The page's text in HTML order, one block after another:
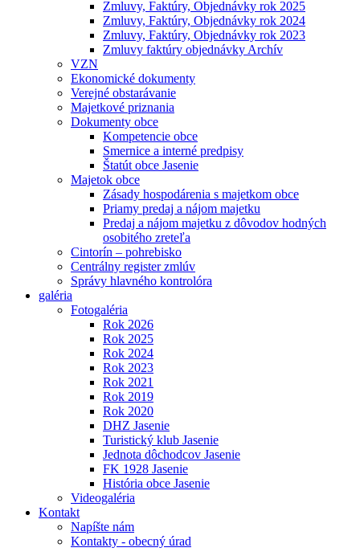
Zmluvy, Faktúry, Objednávky rok 2025
Zmluvy, Faktúry, Objednávky rok 2024
Zmluvy, Faktúry, Objednávky rok 2023
Zmluvy faktúry objednávky Archív
VZN
Ekonomické dokumenty
Verejné obstarávanie
Majetkové priznania
Dokumenty obce
Kompetencie obce
Smernice a interné predpisy
Štatút obce Jasenie
Majetok obce
Zásady hospodárenia s majetkom obce
Priamy predaj a nájom majetku
Predaj a nájom majetku z dôvodov hodných
osobitého zreteľa
Cintorín – pohrebisko
Centrálny register zmlúv
Správy hlavného kontrolóra
galéria
Fotogaléria
Rok 2026
Rok 2025
Rok 2024
Rok 2023
Rok 2021
Rok 2019
Rok 2020
DHZ Jasenie
Turistický klub Jasenie
Jednota dôchodcov Jasenie
FK 1928 Jasenie
História obce Jasenie
Videogaléria
Kontakt
Napíšte nám
Kontakty - obecný úrad